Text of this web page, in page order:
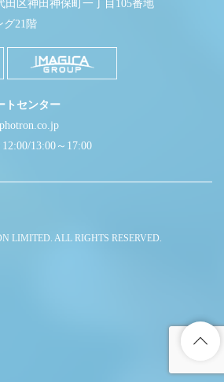
田区神田神保町一丁目105番地
グ21階
トセンター
13:00～17:00
LIMITED. ALL RIGHTS RESERVED.